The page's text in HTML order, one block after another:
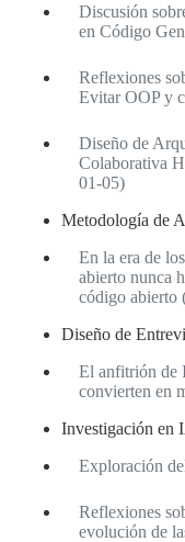
Discusión
en Código
Reflexiones
Evitar OOP y
Diseño de
Colaborativa
01-05)
Metodología de
En la era de
abierto nunca
código abierto
Diseño de
El anfitrión de
convierten en
Investigación en
Exploración
Reflexiones
evolución de